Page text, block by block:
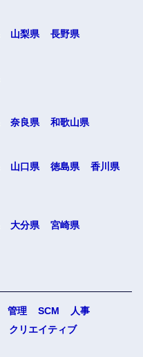
山梨県 長野県
奈良県 和歌山県
山口県 徳島県
香川県
大分県
宮崎県
管理 SCM
人事
クリエイティブ